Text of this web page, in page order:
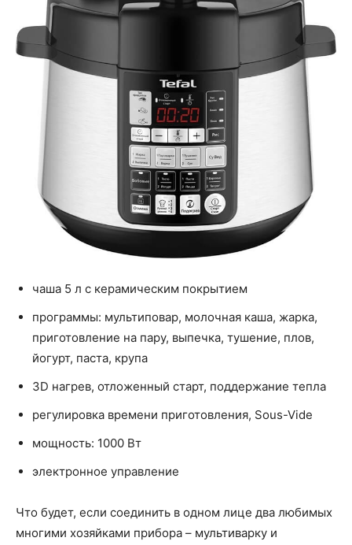
чаша 5 л с керамическим покрытием
программы: мультиповар, молочная каша, жарка,
приготовление на пару, выпечка, тушение, плов,
йогурт, паста, крупа
3D нагрев, отложенный старт, поддержание тепла
регулировка времени приготовления, Sous-Vide
мощность: 1000 Вт
электронное управление
Что будет, если соединить в одном лице два любимых
многими хозяйками прибора – мультиварку и